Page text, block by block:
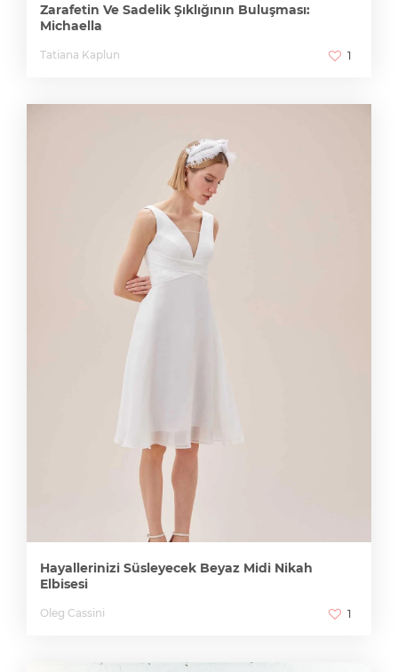
Zarafetin Ve Sadelik Şıklığının Buluşması:
Michaella
Tatiana Kaplun 1
Hayallerinizi Süsleyecek Beyaz Midi Nikah
Elbisesi
Oleg Cassini 1